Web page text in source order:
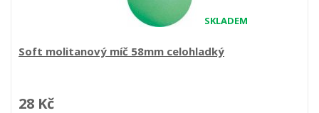
SKLADEM
Soft molitanový míč 58mm celohladký
28 Kč